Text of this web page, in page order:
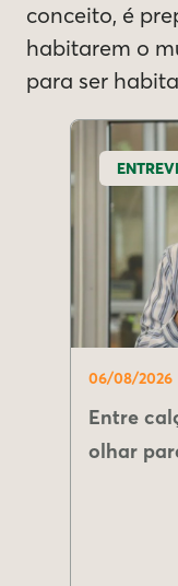
conceito, é
habitarem o
para ser
06/08/2026
Entre
olhar